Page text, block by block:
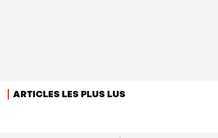
ARTICLES LES PLUS LUS